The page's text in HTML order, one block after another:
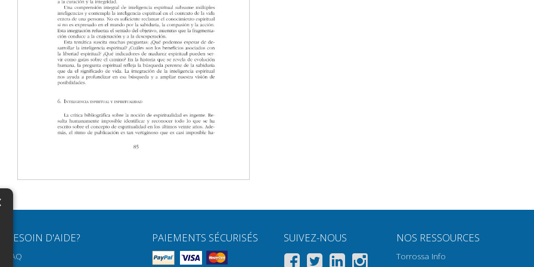
BESOIN D'AIDE?
FAQ
PAIEMENTS SÉCURISÉS SUIVEZ-NOUS NOS RESSOURCES
Torrossa Info